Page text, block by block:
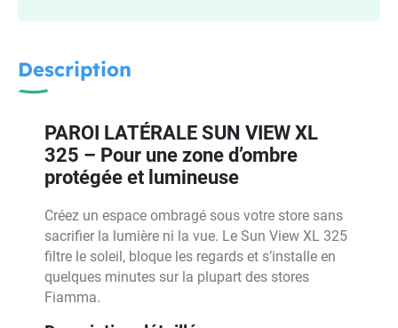
Description
PAROI LATÉRALE SUN VIEW XL
325 – Pour une zone d’ombre
protégée et lumineuse
Créez un espace ombragé sous votre store sans
sacrifier la lumière ni la vue. Le Sun View XL 325
filtre le soleil, bloque les regards et s’installe en
quelques minutes sur la plupart des stores
Fiamma.